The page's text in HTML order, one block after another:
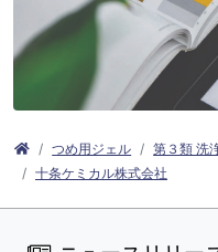
つめ用ジェル 第３類 洗
十条ケミカル株式会社